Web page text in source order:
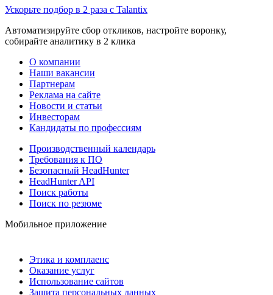
Ускорьте подбор в 2 раза с Talantix
Автоматизируйте сбор откликов, настройте воронку,
собирайте аналитику в 2 клика
О компании
Наши вакансии
Партнерам
Реклама на сайте
Новости и статьи
Инвесторам
Кандидаты по профессиям
Производственный календарь
Требования к ПО
Безопасный HeadHunter
HeadHunter API
Поиск работы
Поиск по резюме
Мобильное приложение
Этика и комплаенс
Оказание услуг
Использование сайтов
Защита персональных данных